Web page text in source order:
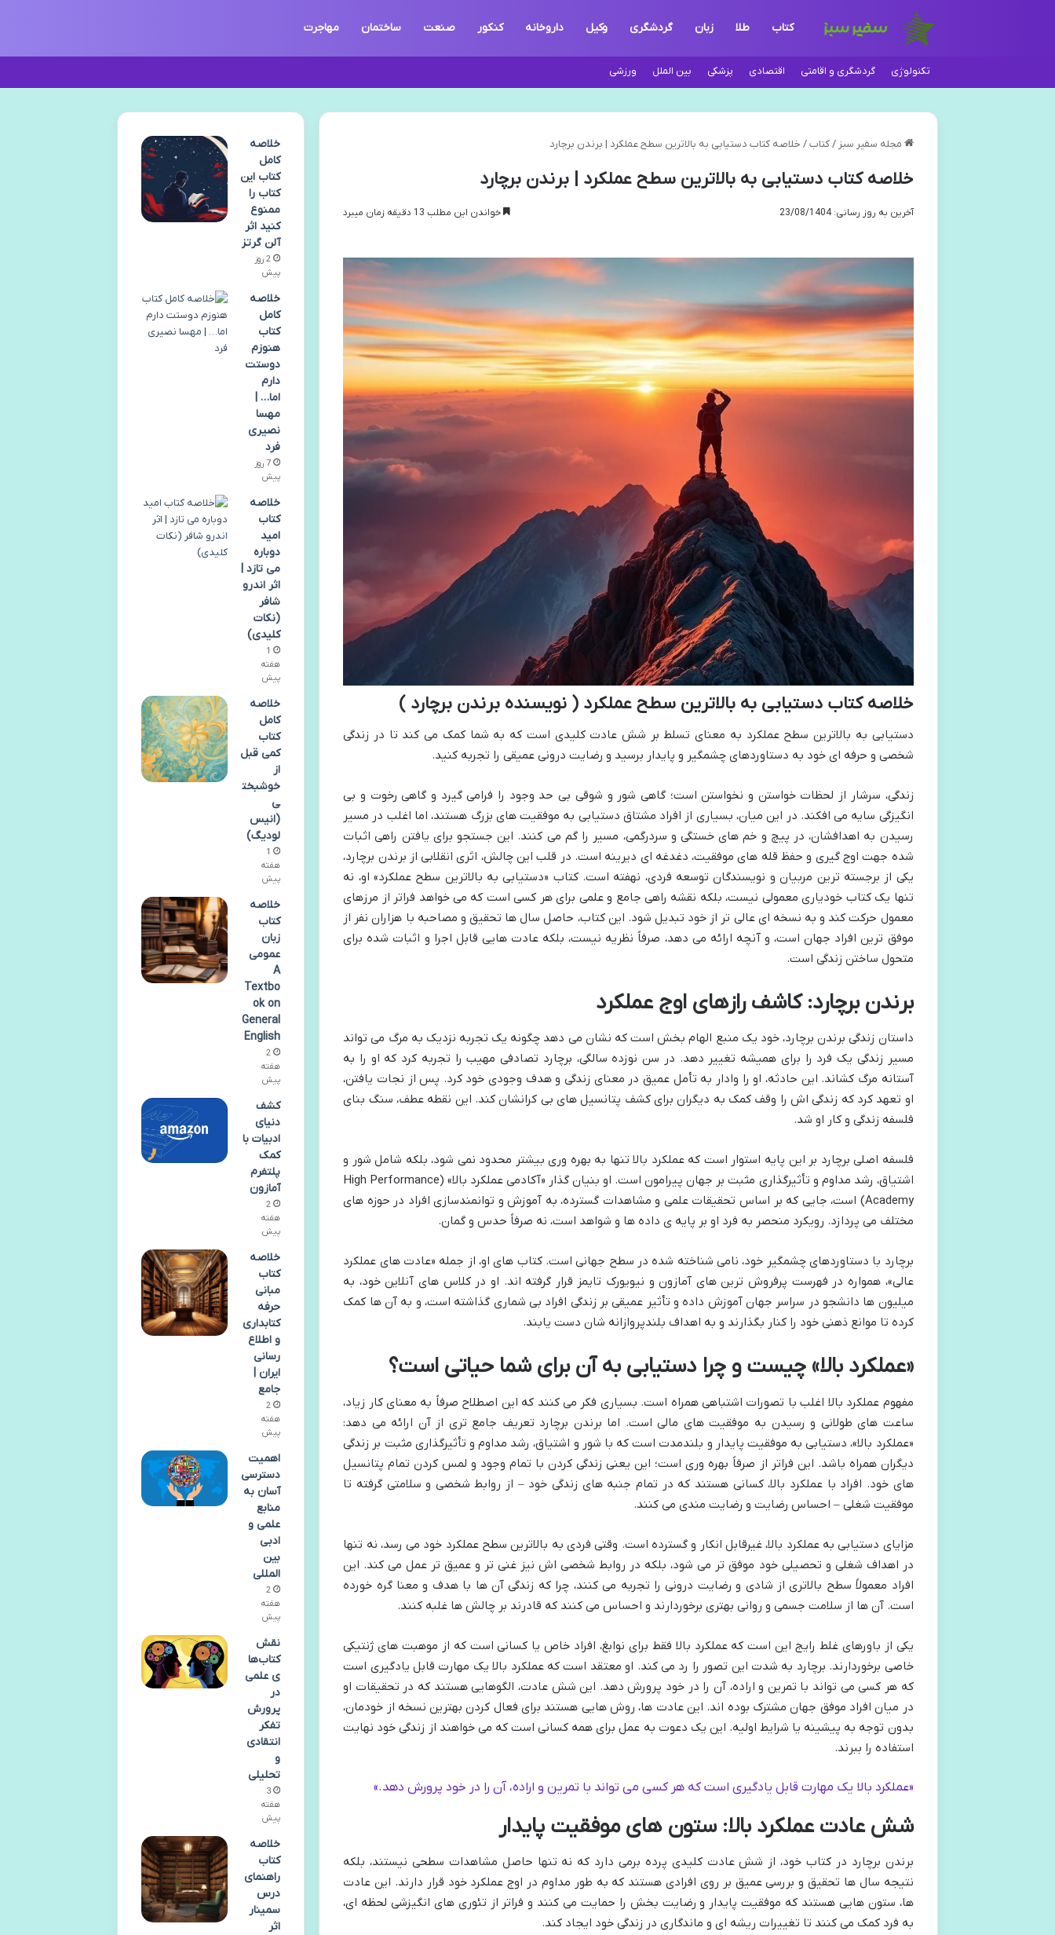
کتاب طلا زبان گردشگری وکیل داروخانه کنکور صنعت ساختمان مهاجرت
تکنولوژی گردشگری و اقامتی اقتصادی پزشکی بین الملل ورزشی
مجله سفیر سبز / کتاب / خلاصه کتاب دستیابی به بالاترین سطح عملکرد | برندن برچارد
خلاصه کتاب دستیابی به بالاترین سطح عملکرد | برندن برچارد
آخرین به روز رسانی: 23/08/1404 خواندن این مطلب 13 دقیقه زمان میبرد
خلاصه کتاب دستیابی به بالاترین سطح عملکرد ( نویسنده برندن برچارد )
دستیابی به بالاترین سطح عملکرد به معنای تسلط بر شش عادت کلیدی است که به شما کمک می کند تا در زندگی
شخصی و حرفه ای خود به دستاوردهای چشمگیر و پایدار برسید و رضایت درونی عمیقی را تجربه کنید.
زندگی، سرشار از لحظات خواستن و نخواستن است؛ گاهی شور و شوقی بی حد وجود را فرامی گیرد و گاهی رخوت و بی
انگیزگی سایه می افکند. در این میان، بسیاری از افراد مشتاق دستیابی به موفقیت های بزرگ هستند، اما اغلب در مسیر
رسیدن به اهدافشان، در پیچ و خم های خستگی و سردرگمی، مسیر را گم می کنند. این جستجو برای یافتن راهی اثبات
شده جهت اوج گیری و حفظ قله های موفقیت، دغدغه ای دیرینه است. در قلب این چالش، اثری انقلابی از برندن برچارد،
یکی از برجسته ترین مربیان و نویسندگان توسعه فردی، نهفته است. کتاب «دستیابی به بالاترین سطح عملکرد» او، نه
تنها یک کتاب خودیاری معمولی نیست، بلکه نقشه راهی جامع و علمی برای هر کسی است که می خواهد فراتر از مرزهای
معمول حرکت کند و به نسخه ای عالی تر از خود تبدیل شود. این کتاب، حاصل سال ها تحقیق و مصاحبه با هزاران نفر از
موفق ترین افراد جهان است، و آنچه ارائه می دهد، صرفاً نظریه نیست، بلکه عادت هایی قابل اجرا و اثبات شده برای
متحول ساختن زندگی است.
برندن برچارد: کاشف رازهای اوج عملکرد
داستان زندگی برندن برچارد، خود یک منبع الهام بخش است که نشان می دهد چگونه یک تجربه نزدیک به مرگ می تواند
مسیر زندگی یک فرد را برای همیشه تغییر دهد. در سن نوزده سالگی، برچارد تصادفی مهیب را تجربه کرد که او را به
آستانه مرگ کشاند. این حادثه، او را وادار به تأمل عمیق در معنای زندگی و هدف وجودی خود کرد. پس از نجات یافتن،
او تعهد کرد که زندگی اش را وقف کمک به دیگران برای کشف پتانسیل های بی کرانشان کند. این نقطه عطف، سنگ بنای
فلسفه زندگی و کار او شد.
فلسفه اصلی برچارد بر این پایه استوار است که عملکرد بالا تنها به بهره وری بیشتر محدود نمی شود، بلکه شامل شور و
اشتیاق، رشد مداوم و تأثیرگذاری مثبت بر جهان پیرامون است. او بنیان گذار «آکادمی عملکرد بالا» (High Performance
Academy) است، جایی که بر اساس تحقیقات علمی و مشاهدات گسترده، به آموزش و توانمندسازی افراد در حوزه های
مختلف می پردازد. رویکرد منحصر به فرد او بر پایه ی داده ها و شواهد است، نه صرفاً حدس و گمان.
برچارد با دستاوردهای چشمگیر خود، نامی شناخته شده در سطح جهانی است. کتاب های او، از جمله «عادت های عملکرد
عالی»، همواره در فهرست پرفروش ترین های آمازون و نیویورک تایمز قرار گرفته اند. او در کلاس های آنلاین خود، به
میلیون ها دانشجو در سراسر جهان آموزش داده و تأثیر عمیقی بر زندگی افراد بی شماری گذاشته است، و به آن ها کمک
کرده تا موانع ذهنی خود را کنار بگذارند و به اهداف بلندپروازانه شان دست یابند.
«عملکرد بالا» چیست و چرا دستیابی به آن برای شما حیاتی است؟
مفهوم عملکرد بالا اغلب با تصورات اشتباهی همراه است. بسیاری فکر می کنند که این اصطلاح صرفاً به معنای کار زیاد،
ساعت های طولانی و رسیدن به موفقیت های مالی است. اما برندن برچارد تعریف جامع تری از آن ارائه می دهد:
«عملکرد بالا»، دستیابی به موفقیت پایدار و بلندمدت است که با شور و اشتیاق، رشد مداوم و تأثیرگذاری مثبت بر زندگی
دیگران همراه باشد. این فراتر از صرفاً بهره وری است؛ این یعنی زندگی کردن با تمام وجود و لمس کردن تمام پتانسیل
های خود. افراد با عملکرد بالا، کسانی هستند که در تمام جنبه های زندگی خود – از روابط شخصی و سلامتی گرفته تا
موفقیت شغلی – احساس رضایت و رضایت مندی می کنند.
مزایای دستیابی به عملکرد بالا، غیرقابل انکار و گسترده است. وقتی فردی به بالاترین سطح عملکرد خود می رسد، نه تنها
در اهداف شغلی و تحصیلی خود موفق تر می شود، بلکه در روابط شخصی اش نیز غنی تر و عمیق تر عمل می کند. این
افراد معمولاً سطح بالاتری از شادی و رضایت درونی را تجربه می کنند، چرا که زندگی آن ها با هدف و معنا گره خورده
است. آن ها از سلامت جسمی و روانی بهتری برخوردارند و احساس می کنند که قادرند بر چالش ها غلبه کنند.
یکی از باورهای غلط رایج این است که عملکرد بالا فقط برای نوابغ، افراد خاص یا کسانی است که از موهبت های ژنتیکی
خاصی برخوردارند. برچارد به شدت این تصور را رد می کند. او معتقد است که عملکرد بالا یک مهارت قابل یادگیری است
که هر کسی می تواند با تمرین و اراده، آن را در خود پرورش دهد. این شش عادت، الگوهایی هستند که در تحقیقات او
در میان افراد موفق جهان مشترک بوده اند. این عادت ها، روش هایی هستند برای فعال کردن بهترین نسخه از خودمان،
بدون توجه به پیشینه یا شرایط اولیه. این یک دعوت به عمل برای همه کسانی است که می خواهند از زندگی خود نهایت
استفاده را ببرند.
«عملکرد بالا یک مهارت قابل یادگیری است که هر کسی می تواند با تمرین و اراده، آن را در خود پرورش دهد.»
شش عادت عملکرد بالا: ستون های موفقیت پایدار
برندن برچارد در کتاب خود، از شش عادت کلیدی پرده برمی دارد که نه تنها حاصل مشاهدات سطحی نیستند، بلکه
نتیجه سال ها تحقیق و بررسی عمیق بر روی افرادی هستند که به طور مداوم در اوج عملکرد خود قرار دارند. این عادت
ها، ستون هایی هستند که موفقیت پایدار و رضایت بخش را حمایت می کنند و فراتر از تئوری های انگیزشی لحظه ای،
به فرد کمک می کنند تا تغییرات ریشه ای و ماندگاری در زندگی خود ایجاد کند.
خلاصه
کامل
کتاب این
کتاب را
ممنوع
کنید اثر
آلن گرتز
2 روز
پیش
خلاصه
کامل
کتاب
هنوزم
دوستت
دارم
اما… |
مهسا
نصیری
فرد
7 روز
پیش
خلاصه
کتاب
امید
دوباره
می تازد |
اثر اندرو
شافر
(نکات
کلیدی)
1
هفته
پیش
خلاصه
کامل
کتاب
کمی قبل
از
خوشبخت
ی
(انیس
لودیگ)
1
هفته
پیش
خلاصه
کتاب
زبان
عمومی
A
Textbo
ok on
General
English
2
هفته
پیش
کشف
دنیای
ادبیات با
کمک
پلتفرم
آمازون
2
هفته
پیش
خلاصه
کتاب
مبانی
حرفه
کتابداری
و اطلاع
رسانی
ایران |
جامع
2
هفته
پیش
اهمیت
دسترسی
آسان به
منابع
علمی و
ادبی
بین
المللی
2
هفته
پیش
نقش
کتاب‌ها
ی علمی
در
پرورش
تفکر
انتقادی
و
تحلیلی
3
هفته
پیش
خلاصه
کتاب
راهنمای
درس
سمینار
اثر